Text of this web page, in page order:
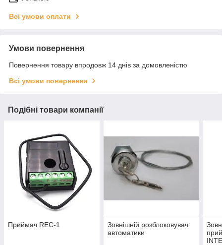
Всі умови оплати
Умови повернення
Повернення товару впродовж 14 днів за домовленістю
Всі умови повернення
Подібні товари компанії
Приймач REC-1
Зовнішній розблоковувач
автоматики